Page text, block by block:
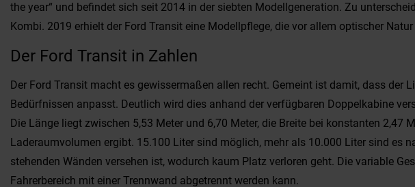
the year“ und befindet sich seit 2014 in der siebten Modellgeneration. Zu
Kombi. 2019 erhielt der Ford Transit eine Modellpflege, die vor allem optischer Natur
Der Ford Transit in Zahlen
Der Ford Transit macht es gewissermaßen allen recht. Gemeint ist damit, dass
Bedürfnissen anpasst. Deutlich wird dies anhand der verfügbaren Doppelkabine
Die Länge liegt zwischen 5,53 Meter und 6,70 Meter, die Breite bei konstanten 2,47
Laderaumvolumen ergibt. 15.100 Liter sind möglich, mehr als 10.000 Liter sind es
stehenden Wänden versehen ist, wodurch kaum Platz verloren geht. Die variable
Fahrerbereich mit einer Trennwand abgetrennt werden kann.